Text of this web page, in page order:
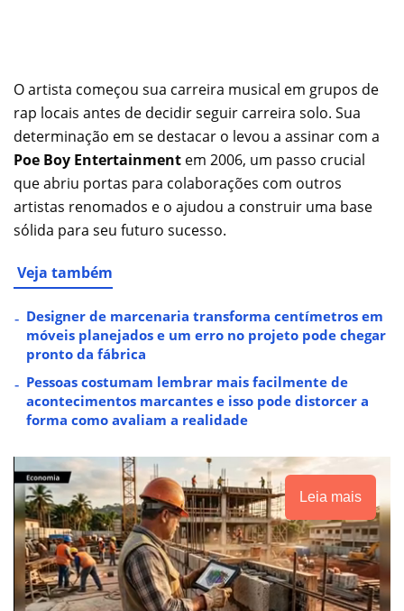
O artista começou sua carreira musical em grupos de
rap locais antes de decidir seguir carreira solo. Sua
determinação em se destacar o levou a assinar com a
Poe Boy Entertainment em 2006, um passo crucial
que abriu portas para colaborações com outros
artistas renomados e o ajudou a construir uma base
sólida para seu futuro sucesso.
Veja também
Designer de marcenaria transforma centímetros em
móveis planejados e um erro no projeto pode chegar
pronto da fábrica
Pessoas costumam lembrar mais facilmente de
acontecimentos marcantes e isso pode distorcer a
forma como avaliam a realidade
Leia mais